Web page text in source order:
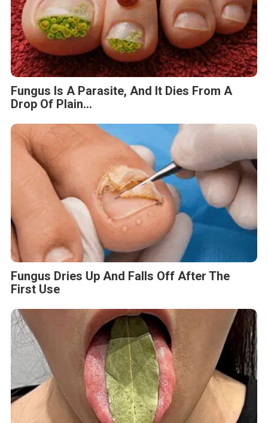
Fungus Is A Parasite, And It Dies From A
Drop Of Plain...
Fungus Dries Up And Falls Off After The
First Use